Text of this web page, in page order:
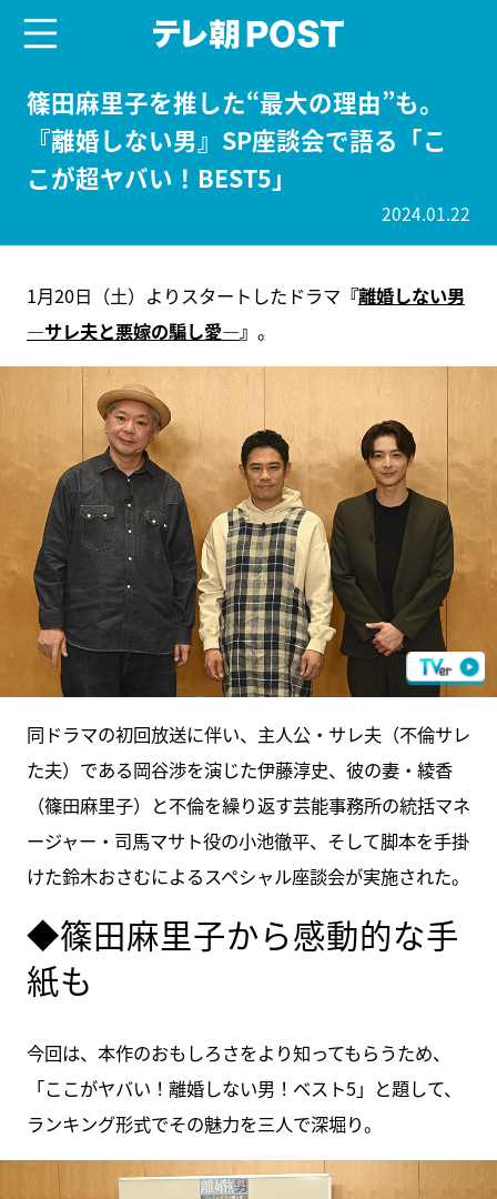
篠田麻里子を推した“最大の理由”も。
『離婚しない男』SP座談会で語る「こ
こが超ヤバい！BEST5」
2024.01.22
1月20日（土）よりスタートしたドラマ 『離婚しない男
―サレ夫と悪嫁の騙し愛―』 。
同ドラマの初回放送に伴い、主人公・サレ夫（不倫サレ
た夫）である岡谷渉を演じた伊藤淳史、彼の妻・綾香
（篠田麻里子）と不倫を繰り返す芸能事務所の統括マネ
ージャー・司馬マサト役の小池徹平、そして脚本を手掛
けた鈴木おさむによるスペシャル座談会が実施された。
◆篠田麻里子から感動的な手
紙も
今回は、本作のおもしろさをより知ってもらうため、
「ここがヤバい！離婚しない男！ベスト5」と題して、
ランキング形式でその魅力を三人で深堀り。